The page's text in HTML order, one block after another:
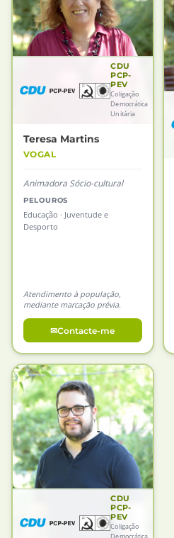
CDU
PCP-
PEV
Coligação
Democrática
Unitária
Teresa Martins
VOGAL
Animadora Sócio-cultural
PELOUROS
Educação · Juventude e
Desporto
Atendimento à população,
mediante marcação prévia.
Contacte-me
CDU
PCP-
PEV
Coligação